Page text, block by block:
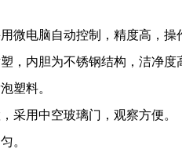
电脑自动控制，精度高，操
内胆为不锈钢结构，洁净度
塑料。
用中空玻璃门，观察方便。
。